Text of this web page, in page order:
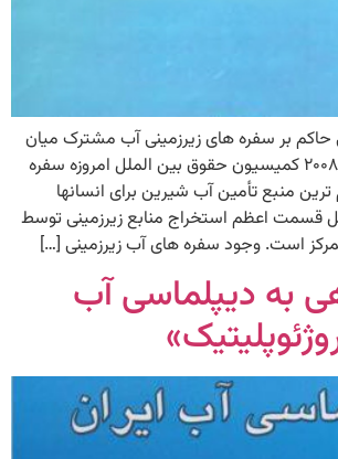
حاکم بر سفره های زیرزمینی آب مشترک میان
دولتها با تاکید بر طرح۲۰۰۸ کمیسیون حقوق بین الملل امروزه سفره
منبع تأمین آب شیرین برای انسانها
قسمت اعظم استخراج منابع زیرزمینی توسط
است. وجود سفره های آب زیرزمینی […]
به دیپلماسی آب